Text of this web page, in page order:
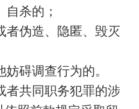
自杀的；
者伪造、隐匿、毁灭
妨碍调查行为的。
者共同职务犯罪的涉